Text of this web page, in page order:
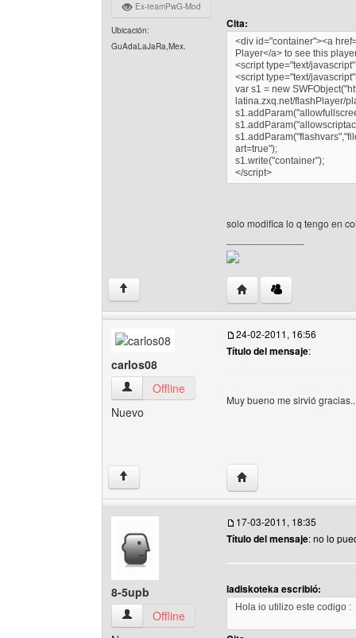
Ex-teamPwG-Mod
Ubicación:
GuAdaLaJaRa,Mex.
Cita:
<div id="container"><a
Player</a> to see this
<script type="text/
<script type="text/
var s1 = new
latina.zxq.net/flashPlayer/
art=true");
s1.write("container");
</script>
solo modifica lo q tengo en
↑ Visitar sitio web del
carlos08
carlos08 Ver perfil del usuario
Offline
Nuevo
24-02-2011, 16:56
Título del mensaje:
Muy bueno me sirvió
↑ Visitar sitio web del
8-5upb
8-5upb Ver perfil del usuario
Offline
17-03-2011, 18:35
Título del mensaje: no lo
ladiskoteka escribió:
Hola io utilizo este codigo :